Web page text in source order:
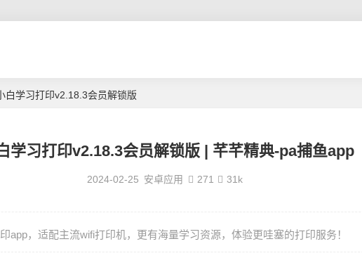
白学习打印v2.18.3会员解锁版
学习打印v2.18.3会员解锁版 | 芊芊精典-pa捕鱼app
2024-02-25 安卓应用 271 31k
app，适配主流wifi打印机，更有海量学习资源，体验更哇塞的打印服务！